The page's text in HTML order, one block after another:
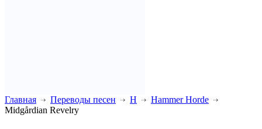
Главная Переводы песен H
Hammer Horde
Midgårdian Revelry